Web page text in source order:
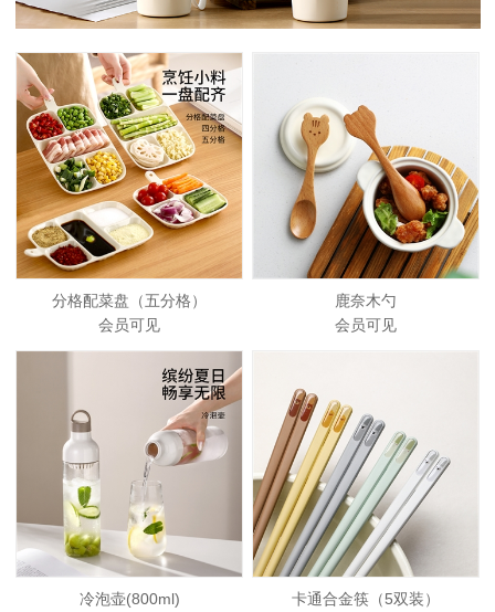
分格配菜盘（五分格）
会员可见
鹿奈木勺
会员可见
冷泡壶(800ml)
卡通合金筷（5双装）